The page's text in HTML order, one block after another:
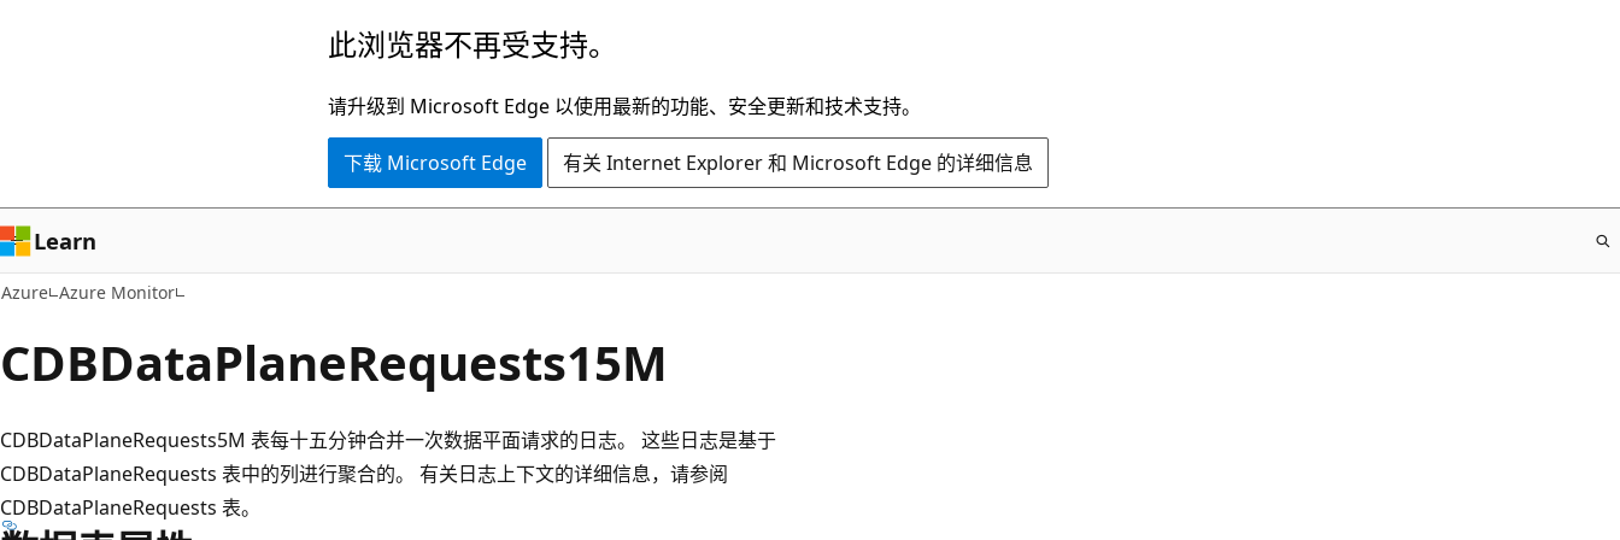
容
此浏览器不再受支持。
请升级到 Microsoft Edge 以使用最新的功能、安全更新和技术支持。
下载 Microsoft Edge 有关 Internet Explorer 和 Microsoft Edge 的详细信息
Learn
Azure Azure Monitor
CDBDataPlaneRequests15M
CDBDataPlaneRequests5M 表每十五分钟合并一次数据平面请求的日志。 这些日志是基于
CDBDataPlaneRequests 表中的列进行聚合的。 有关日志上下文的详细信息，请参阅
CDBDataPlaneRequests 表。